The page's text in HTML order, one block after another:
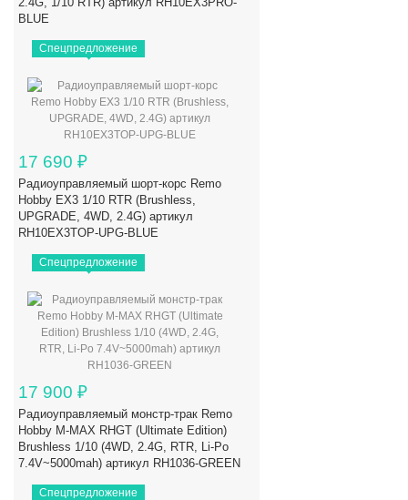
BLUE
Спецпредложение
17 690 ₽
Радиоуправляемый шорт-корс Remo
Hobby EX3 1/10 RTR (Brushless,
UPGRADE, 4WD, 2.4G) артикул
RH10EX3TOP-UPG-BLUE
Спецпредложение
17 900 ₽
Радиоуправляемый монстр-трак Remo
Hobby M-MAX RHGT (Ultimate Edition)
Brushless 1/10 (4WD, 2.4G, RTR, Li-Po
7.4V~5000mah) артикул RH1036-GREEN
Спецпредложение